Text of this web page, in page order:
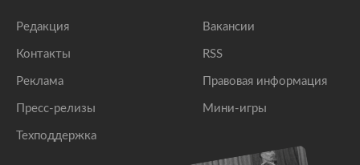
Редакция
Контакты
Реклама
Пресс-релизы
Техподдержка
Вакансии
RSS
Правовая информация
Мини-игры